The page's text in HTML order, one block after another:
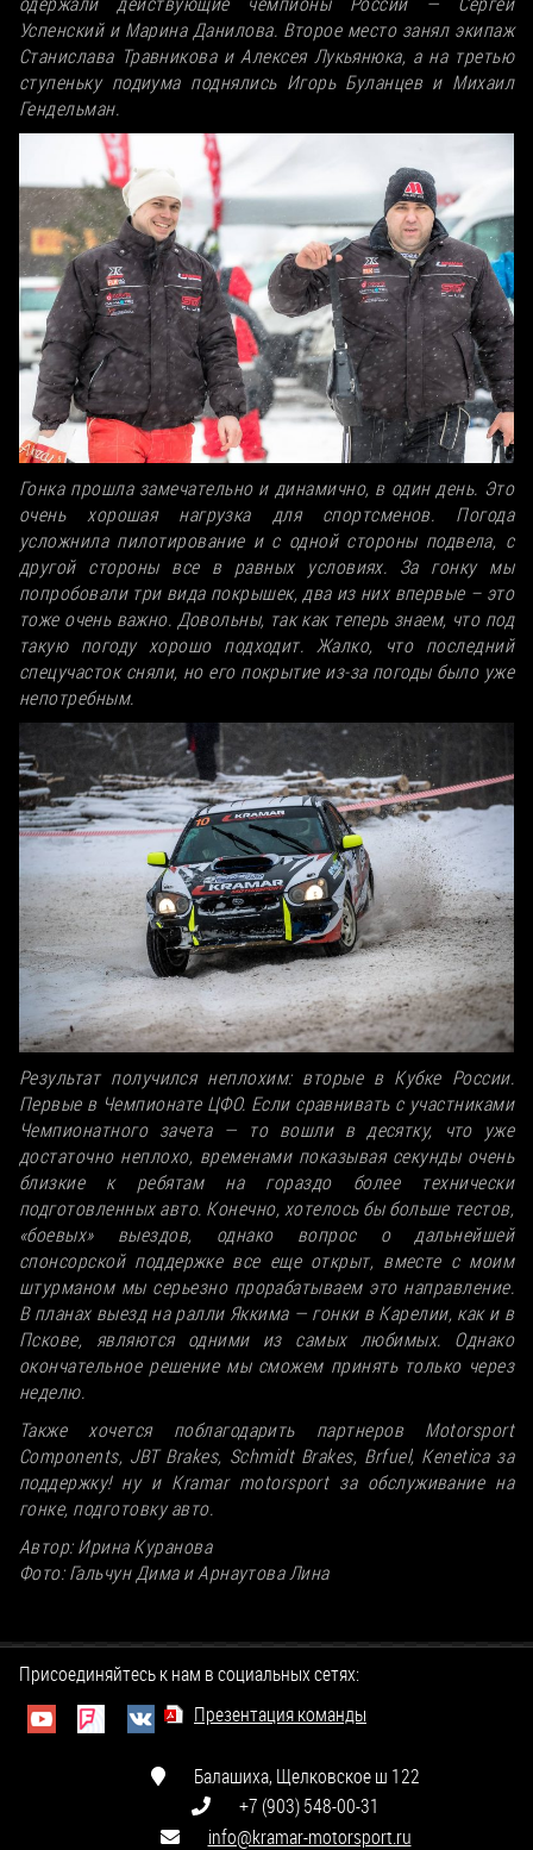
Успенский и Марина Данилова. Второе место занял экипаж
Станислава Травникова и Алексея Лукьянюка, а на третью
ступеньку подиума поднялись Игорь Буланцев и Михаил
Гендельман.
Гонка прошла замечательно и динамично, в один день. Это
очень хорошая нагрузка для спортсменов. Погода
усложнила пилотирование и с одной стороны подвела, с
другой стороны все в равных условиях. За гонку мы
попробовали три вида покрышек, два из них впервые – это
тоже очень важно. Довольны, так как теперь знаем, что под
такую погоду хорошо подходит. Жалко, что последний
спецучасток сняли, но его покрытие из-за погоды было уже
непотребным.
Результат получился неплохим: вторые в Кубке России.
Первые в Чемпионате ЦФО. Если сравнивать с участниками
Чемпионатного зачета — то вошли в десятку, что уже
достаточно неплохо, временами показывая секунды очень
близкие к ребятам на гораздо более технически
подготовленных авто. Конечно, хотелось бы больше тестов,
«боевых» выездов, однако вопрос о дальнейшей
спонсорской поддержке все еще открыт, вместе с моим
штурманом мы серьезно прорабатываем это направление.
В планах выезд на ралли Яккима — гонки в Карелии, как и в
Пскове, являются одними из самых любимых. Однако
окончательное решение мы сможем принять только через
неделю.
Также хочется поблагодарить партнеров Motorsport
Components, JBT Brakes, Schmidt Brakes, Brfuel, Kenetica за
поддержку! ну и Kramar motorsport за обслуживание на
гонке, подготовку авто.
Автор: Ирина Куранова
Фото: Гальчун Дима и Арнаутова Лина
Присоединяйтесь к нам в социальных сетях:
Презентация команды
Балашиха, Щелковское ш 122
+7 (903) 548-00-31
info@kramar-motorsport.ru